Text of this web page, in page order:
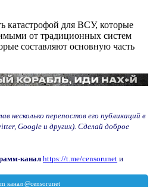
катастрофой для ВСУ, которые
от традиционных систем
составляют основную часть
несколько перепостов его публикаций в
Google и других). Сделай доброе
канал https://t.me/censorunet и